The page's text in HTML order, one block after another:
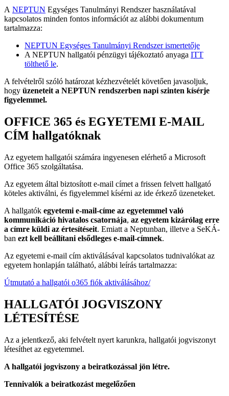
A NEPTUN Egységes Tanulmányi Rendszer használatával
kapcsolatos minden fontos információt az alábbi dokumentum
tartalmazza:
NEPTUN Egységes Tanulmányi Rendszer ismertetője
A NEPTUN hallgatói pénzügyi tájékoztató anyaga ITT
tölthető le.
A felvételről szóló határozat kézhezvételét követően javasoljuk,
hogy üzeneteit a NEPTUN rendszerben napi szinten kísérje
figyelemmel.
OFFICE 365 és EGYETEMI E-MAIL
CÍM hallgatóknak
Az egyetem hallgatói számára ingyenesen elérhető a Microsoft
Office 365 szolgáltatása.
Az egyetem által biztosított e-mail címet a frissen felvett hallgató
köteles aktiválni, és figyelemmel kísérni az ide érkező üzeneteket.
A hallgatók egyetemi e-mail-címe az egyetemmel való
kommunikáció hivatalos csatornája, az egyetem kizárólag erre
a címre küldi az értesítéseit. Emiatt a Neptunban, illetve a SeKÁ-
ban ezt kell beállítani elsődleges e-mail-címnek.
Az egyetemi e-mail cím aktiválásával kapcsolatos tudnivalókat az
egyetem honlapján található, alábbi leírás tartalmazza:
Útmutató a hallgatói o365 fiók aktiválásához/
HALLGATÓI JOGVISZONY
LÉTESÍTÉSE
Az a jelentkező, aki felvételt nyert karunkra, hallgatói jogviszonyt
létesíthet az egyetemmel.
A hallgatói jogviszony a beiratkozással jön létre.
Tennivalók a beiratkozást megelőzően